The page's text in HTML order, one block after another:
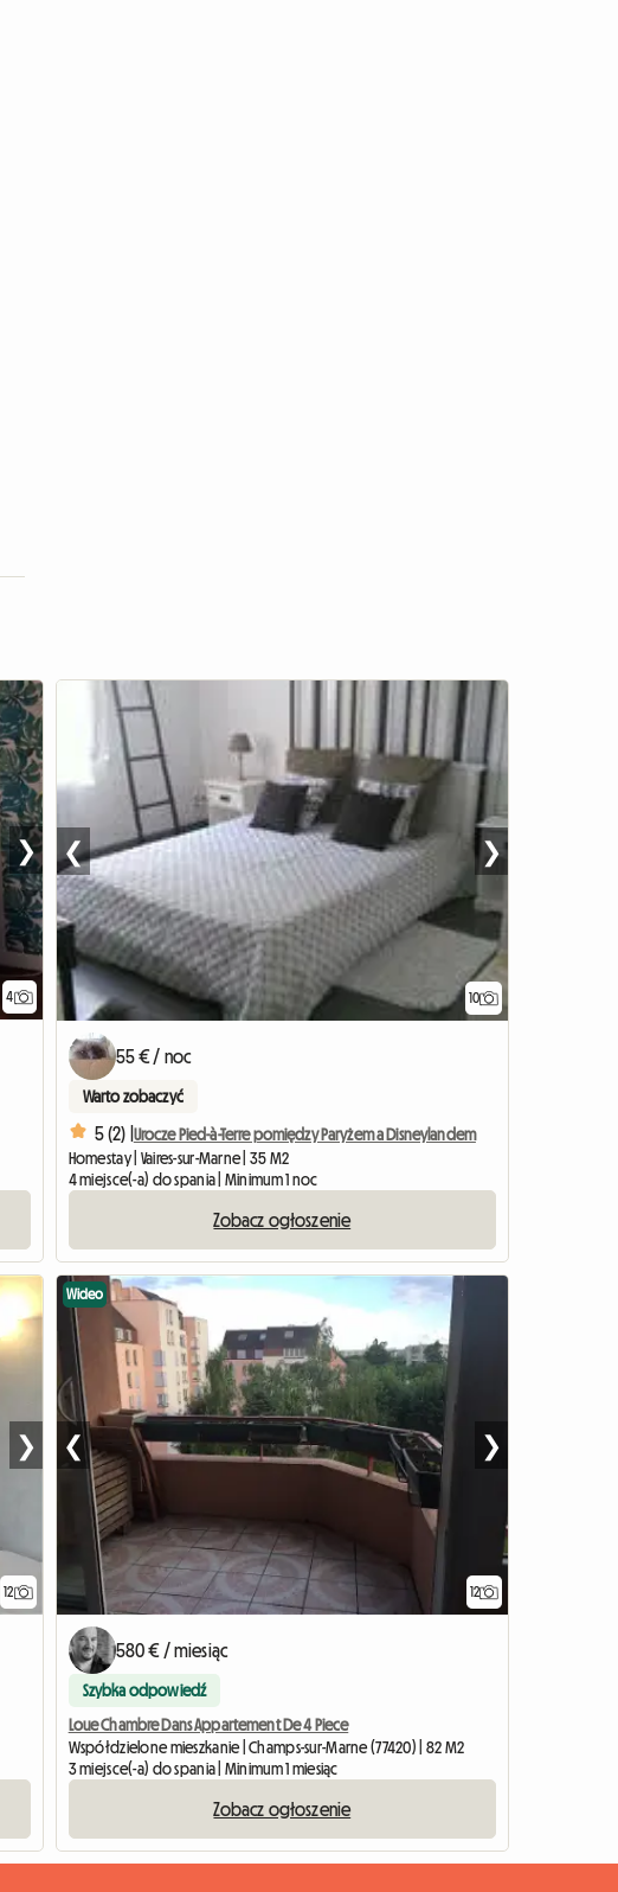
4
❯
10
❮ ❯
55 € / noc
Warto zobaczyć
5 (2) | Urocze Pied-à-Terre pomiędzy Paryżem a Disneylandem
Homestay | Vaires-sur-Marne | 35 M2
4 miejsce(-a) do spania | Minimum 1 noc
Zobacz ogłoszenie
12
❯
12
Wideo
❮ ❯
580 € / miesiąc
Szybka odpowiedź
Loue Chambre Dans Appartement De 4 Piece
Współdzielone mieszkanie | Champs-sur-Marne (77420) | 82 M2
3 miejsce(-a) do spania | Minimum 1 miesiąc
Zobacz ogłoszenie